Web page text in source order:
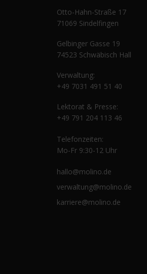
Otto-Hahn-Straße 17
71069 Sindelfingen
Gelbinger Gasse 19
74523 Schwäbisch Hall
Verwaltung:
+49 7031 491 51 40
Lektorat & Presse:
+49 791 204 113 46
Telefonzeiten:
Mo-Fr 9:30-12 Uhr
hallo@molino.de
verwaltung@molino.de
karriere@molino.de